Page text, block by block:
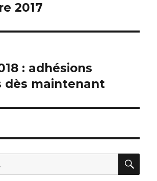
2017
: adhésions
dès maintenant